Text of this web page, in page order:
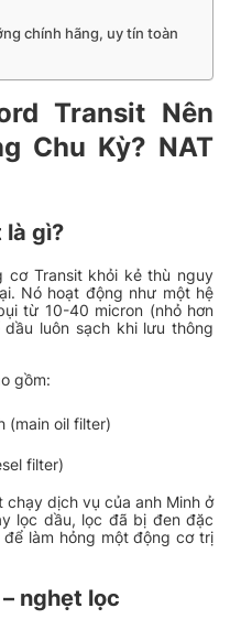
chính hãng, uy tín toàn
Transit Nên
Chu Kỳ? NAT
là gì?
cơ Transit khỏi kẻ thù nguy
Nó hoạt động như một hệ
từ 10-40 micron (nhỏ hơn
luôn sạch khi lưu thông
gồm:
(main oil filter)
filter)
dịch vụ của anh Minh ở
lọc dầu, lọc đã bị đen đặc
làm hỏng một động cơ trị
nghẹt lọc